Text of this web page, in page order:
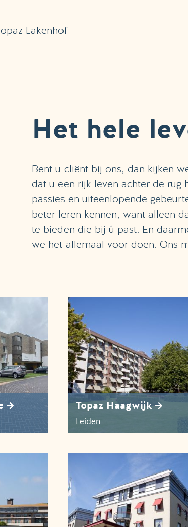
Lakenhof
Het hele
Bent u cliënt bij ons, dan kijken
dat u een rijk leven achter de
passies en uiteenlopende
beter leren kennen, want alleen
te bieden die bij ú past. En
we het allemaal voor doen. Ons
Topaz Haagwijk
Leiden